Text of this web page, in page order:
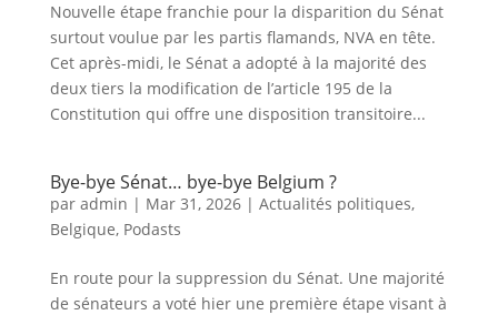
Nouvelle étape franchie pour la disparition du Sénat
surtout voulue par les partis flamands, NVA en tête.
Cet après-midi, le Sénat a adopté à la majorité des
deux tiers la modification de l’article 195 de la
Constitution qui offre une disposition transitoire...
Bye-bye Sénat… bye-bye Belgium ?
par admin | Mar 31, 2026| Actualités politiques,
Belgique, Podasts
En route pour la suppression du Sénat. Une majorité
de sénateurs a voté hier une première étape visant à